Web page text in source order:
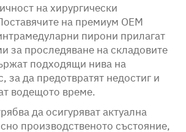
на хирургически
на премиум OEM
пирони прилагат
за проследяване на складовите
подходящи нива на
за да предотвратят недостиг и
водещото време.
да осигуряват актуална
производственото състояние,